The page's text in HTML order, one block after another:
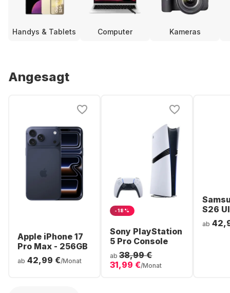
Handys & Tablets Computer Kameras
Angesagt
Apple iPhone 17
Pro Max - 256GB
ab 42,99 €/Monat
-18%
Sony PlayStation
5 Pro Console
ab 38,99 €
31,99 €/Monat
S26
ab